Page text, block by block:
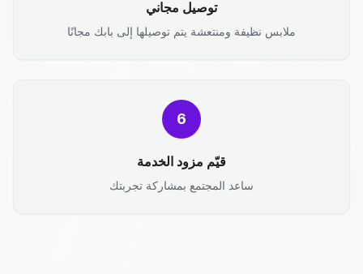
توصيل مجاني
ملابس نظيفة ومنتعشة يتم توصيلها إلى بابك مجانًا
6
قيّم مزود الخدمة
ساعد المجتمع بمشاركة تجربتك